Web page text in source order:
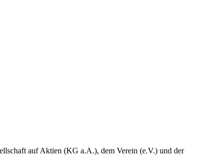
auf Aktien (KG a.A.), dem Verein (e.V.) und der